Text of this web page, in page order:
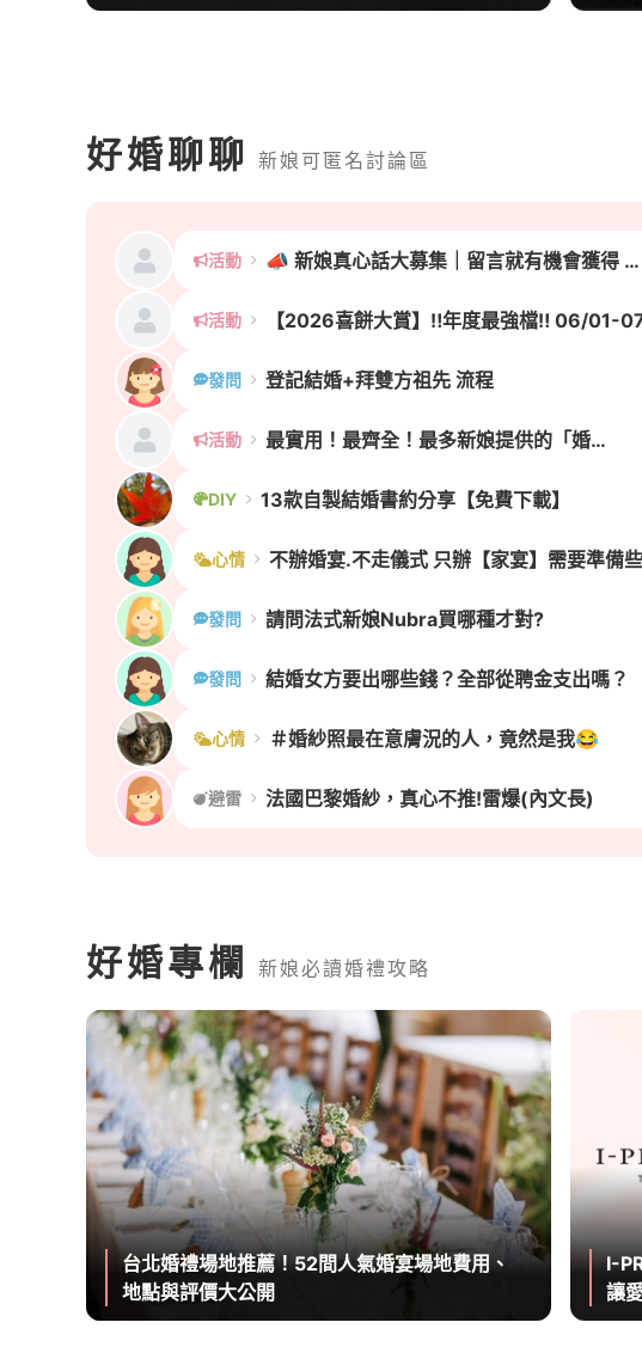
好婚聊聊 新娘可匿名討論區
活動 📣 新娘真心話大募集｜留言就有機會獲得 💴 千元電商禮券！
活動
發問 登記結婚+拜雙方祖先 流程
活動 最實用！最齊全！最多新娘提供的「婚禮表格」都在這～
DIY 13款自製結婚書約分享【免費下載】
心情
發問 請問法式新娘Nubra買哪種才對?
發問 結婚女方要出哪些錢？全部從聘金支出嗎？
心情 ＃婚紗照最在意膚況的人，竟然是我😂
避雷 法國巴黎婚紗，真心不推!雷爆(內文長)
好婚專欄 新娘必讀婚禮攻略
台北婚禮場地推薦！52間人氣婚宴場地費用、
地點與評價大公開
I-
讓